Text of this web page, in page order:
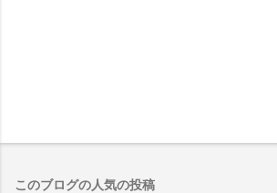
このブログの人気の投稿